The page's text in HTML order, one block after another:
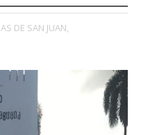
DE SAN JUAN,